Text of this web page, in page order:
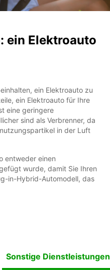
ein Elektroauto
ein Elektroauto zu
ein Elektroauto für Ihre
eine geringere
sind als Verbrenner, da
in der Luft
entweder einen
wurde, damit Sie Ihren
in-Hybrid-Automodell, das
Sonstige Dienstleistungen